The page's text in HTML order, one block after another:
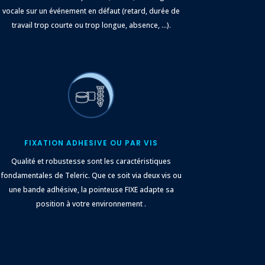
vocale sur un événement en défaut (retard, durée de
travail trop courte ou trop longue, absence, …).
FIXATION ADHESIVE OU PAR VIS
Qualité et robustesse sont les caractéristiques
fondamentales de Teleric. Que ce soit via deux vis ou
une bande adhésive, la pointeuse FIXE adapte sa
position à votre environnement .